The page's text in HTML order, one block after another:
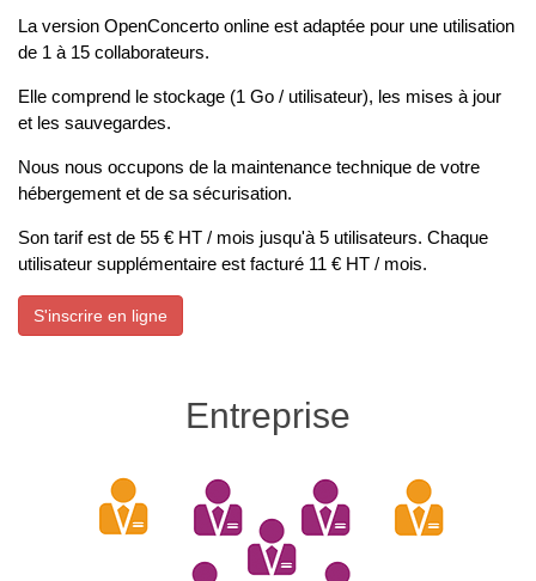
La version OpenConcerto online est adaptée pour une utilisation
de 1 à 15 collaborateurs.
Elle comprend le stockage (1 Go / utilisateur), les mises à jour
et les sauvegardes.
Nous nous occupons de la maintenance technique de votre
hébergement et de sa sécurisation.
Son tarif est de 55 € HT / mois jusqu'à 5 utilisateurs. Chaque
utilisateur supplémentaire est facturé 11 € HT / mois.
S'inscrire en ligne
Entreprise